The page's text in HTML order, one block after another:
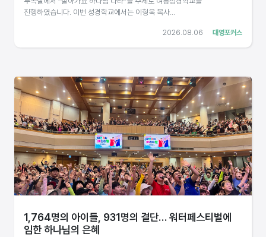
대영포커스
2026.08.06
진행하였습니다. 이번 성경학교에서는 이형욱 목사...
1,764명의 아이들, 931명의 결단… 워터페스티벌에
임한 하나님의 은혜